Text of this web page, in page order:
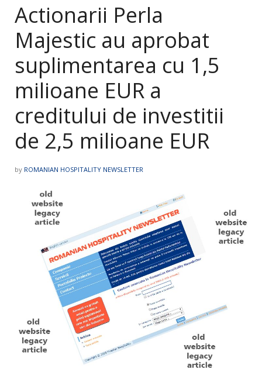
Actionarii Perla
Majestic au aprobat
suplimentarea cu 1,5
milioane EUR a
creditului de investitii
de 2,5 milioane EUR
by ROMANIAN HOSPITALITY NEWSLETTER